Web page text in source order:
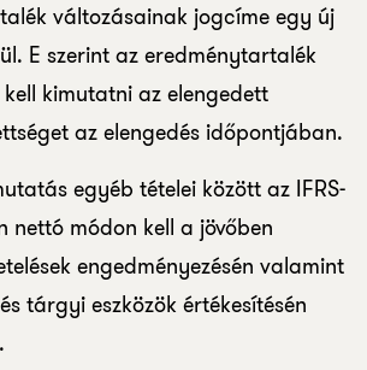
változásainak jogcíme egy új
E szerint az eredménytartalék
kell kimutatni az elengedett
az elengedés időpontjában.
egyéb tételei között az IFRS-
nettó módon kell a jövőben
engedményezésén valamint
tárgyi eszközök értékesítésén